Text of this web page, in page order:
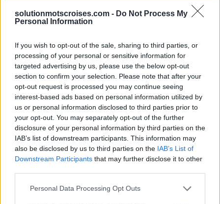
solutionmotscroises.com - Do Not Process My
Personal Information
If you wish to opt-out of the sale, sharing to third parties, or
processing of your personal or sensitive information for
targeted advertising by us, please use the below opt-out
section to confirm your selection. Please note that after your
opt-out request is processed you may continue seeing
interest-based ads based on personal information utilized by
us or personal information disclosed to third parties prior to
your opt-out. You may separately opt-out of the further
disclosure of your personal information by third parties on the
IAB’s list of downstream participants. This information may
also be disclosed by us to third parties on the IAB’s List of
Downstream Participants that may further disclose it to other
Personal Data Processing Opt Outs